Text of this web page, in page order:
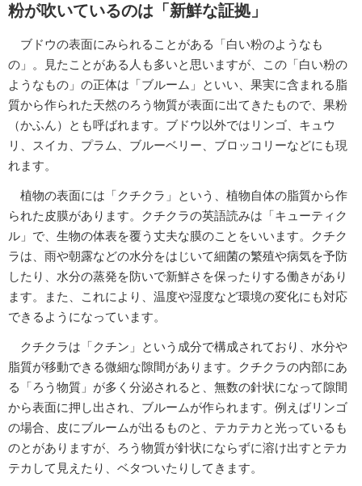
粉が吹いているのは「新鮮な証拠」
ブドウの表面にみられることがある「白い粉のようなも
の」。見たことがある人も多いと思いますが、この「白い粉の
ようなもの」の正体は「ブルーム」といい、果実に含まれる脂
質から作られた天然のろう物質が表面に出てきたもので、果粉
（かふん）とも呼ばれます。ブドウ以外ではリンゴ、キュウ
リ、スイカ、プラム、ブルーベリー、ブロッコリーなどにも現
れます。
植物の表面には「クチクラ」という、植物自体の脂質から作
られた皮膜があります。クチクラの英語読みは「キューティク
ル」で、生物の体表を覆う丈夫な膜のことをいいます。クチク
ラは、雨や朝露などの水分をはじいて細菌の繁殖や病気を予防
したり、水分の蒸発を防いで新鮮さを保ったりする働きがあり
ます。また、これにより、温度や湿度など環境の変化にも対応
できるようになっています。
クチクラは「クチン」という成分で構成されており、水分や
脂質が移動できる微細な隙間があります。クチクラの内部にあ
る「ろう物質」が多く分泌されると、無数の針状になって隙間
から表面に押し出され、ブルームが作られます。例えばリンゴ
の場合、皮にブルームが出るものと、テカテカと光っているも
のとがありますが、ろう物質が針状にならずに溶け出すとテカ
テカして見えたり、ベタついたりしてきます。